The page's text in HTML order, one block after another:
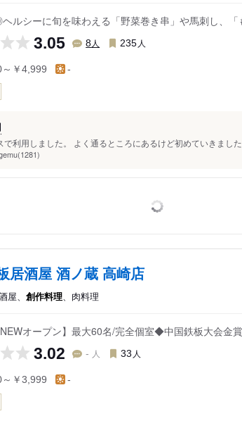
ルシーに旬を味わえる「野菜巻き串」や馬刺し、
3.05 8人 235 人
～￥4,999 -
で利用しました。 よく通るところにあるけど初めていきまし
居酒屋 酒ノ蔵 高崎店
屋、 創作料理、肉料理
NEWオープン】最大60名/完全個室◆中国鉄板大会金
3.02 - 人 33 人
～￥3,999 -